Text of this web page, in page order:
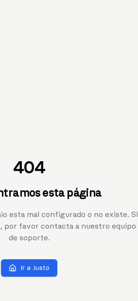
404
esta página
esta mal configurado o no existe. Si
por favor contacta a nuestro equipo
de soporte.
Ir a Justo